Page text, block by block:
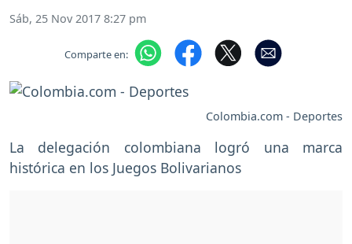
Sáb, 25 Nov 2017 8:27 pm
Comparte en:
Colombia.com - Deportes
La delegación colombiana logró una marca
histórica en los Juegos Bolivarianos